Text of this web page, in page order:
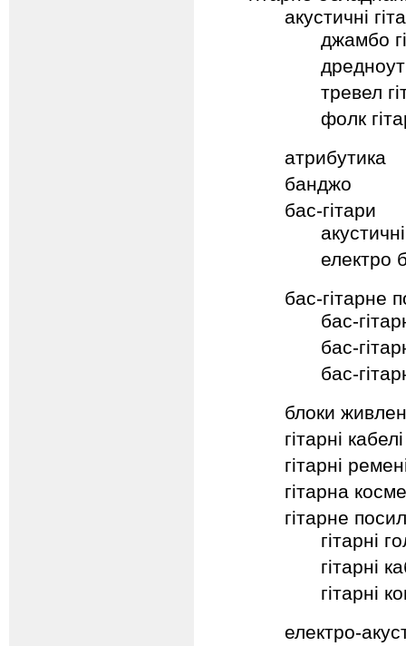
акустичні
джамбо
дредноут
тревел
фолк
атрибутика
банджо
бас-гітари
електро
бас-гітарне
бас-
бас-
бас-
блоки
гітарні кабелі
гітарні
гітарна
гітарне
гітарні
гітарні
гітарні
електро-